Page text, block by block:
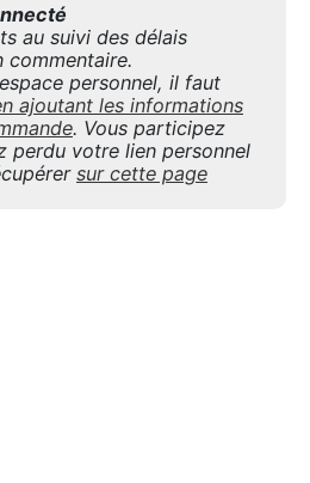
au suivi des délais
commentaire.
personnel, il faut
ajoutant les informations
. Vous participez
perdu votre lien personnel
sur cette page